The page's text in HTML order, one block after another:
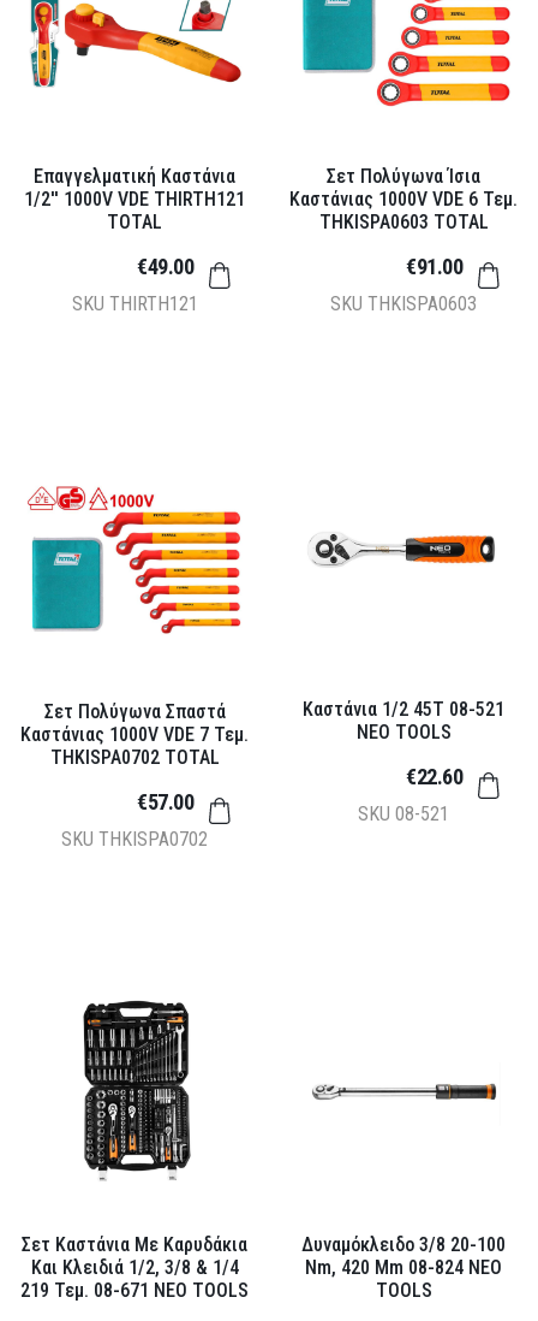
Επαγγελματική Καστάνια
1/2'' 1000V VDE THIRTH121
TOTAL
SKU THIRTH121
€49.00
Σετ Πολύγωνα Ίσια
Καστάνιας 1000V VDE 6 Τεμ.
THKISPA0603 TOTAL
SKU THKISPA0603
€91.00
Σετ Πολύγωνα Σπαστά
Καστάνιας 1000V VDE 7 Τεμ.
THKISPA0702 TOTAL
SKU THKISPA0702
€57.00
Καστάνια 1/2 45T 08-521
NEO TOOLS
SKU 08-521
€22.60
Σετ Καστάνια Με Καρυδάκια
Και Κλειδιά 1/2, 3/8 & 1/4
219 Τεμ. 08-671 NEO TOOLS
Δυναμόκλειδο 3/8 20-100
Nm, 420 Mm 08-824 NEO
TOOLS